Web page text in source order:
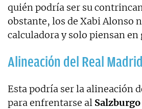
quién podría ser su
obstante, los de Xabi Alonso
calculadora y solo piensan en
Alineación del Real Madrid
Esta podría ser la alineación
para enfrentarse al Salzburgo